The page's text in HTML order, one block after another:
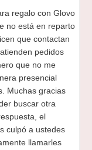
regalo con Glovo
no está en reparto
que contactan
pedidos
que no me
presencial
Muchas gracias
buscar otra
el
culpó a ustedes
llamarles